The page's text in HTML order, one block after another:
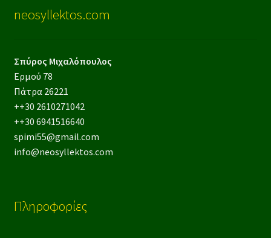
neosyllektos.com
Σπύρος Μιχαλόπουλος
Ερμού 78
Πάτρα 26221
++30 2610271042
++30 6941516640
spimi55@gmail.com
info@neosyllektos.com
Πληροφορίες